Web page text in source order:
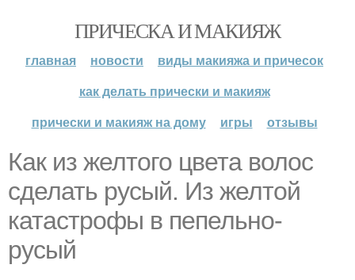
ПРИЧЕСКА И МАКИЯЖ
главная новости
виды макияжа и причесок
как делать прически и макияж
прически и макияж на дому
игры отзывы
Как из желтого цвета волос
сделать русый. Из желтой
катастрофы в пепельно-
русый